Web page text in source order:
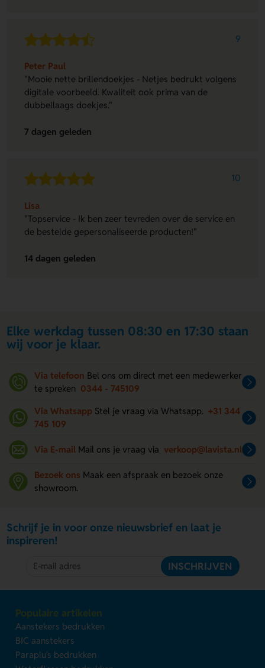
9
Peter Paul
"Mooie nette brillendoekjes - Netjes bedrukt volgens
digitale voorbeeld. Kwaliteit ook prima van de
dubbellaags doekjes."
7 dagen geleden
10
Lisa
"Topservice - Ik ben zeer tevreden over de service en
de bestelde gepersonaliseerde producten!"
14 dagen geleden
Elke werkdag tussen 08:30 en 17:30 staan
wij voor je klaar.
Via telefoon Bel ons om direct met een medewerker
te spreken 0344 - 745109
Via Whatsapp Stel je vraag via Whatsapp. +31 344
745 109
Via E-mail Mail ons je vraag via verkoop@lavista.nl
Bezoek ons Maak een afspraak en bezoek onze
showroom.
Schrijf je in voor onze nieuwsbrief en laat je
inspireren!
INSCHRIJVEN
Populaire artikelen
Aanstekers bedrukken
BIC aanstekers
Paraplu's bedrukken